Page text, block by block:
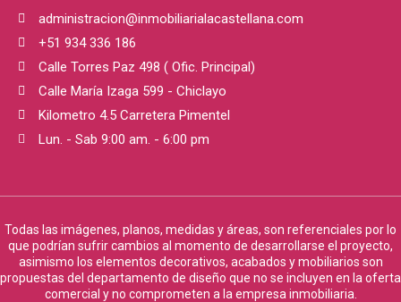
administracion@inmobiliarialacastellana.com
+51 934 336 186
Calle Torres Paz 498 ( Ofic. Principal)
Calle María Izaga 599 - Chiclayo
Kilometro 4.5 Carretera Pimentel
Lun. - Sab 9:00 am. - 6:00 pm
Todas las imágenes, planos, medidas y áreas, son referenciales por lo
que podrían sufrir cambios al momento de desarrollarse el proyecto,
asimismo los elementos decorativos, acabados y mobiliarios son
propuestas del departamento de diseño que no se incluyen en la oferta
comercial y no comprometen a la empresa inmobiliaria.